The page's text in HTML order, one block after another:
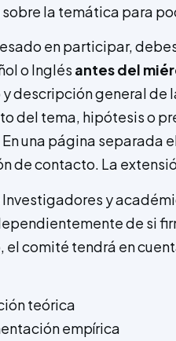
sobre la temática para
en participar,
o Inglés antes del
descripción general de
del tema, hipótesis o
una página separada
de contacto. La
y
de si
el comité tendrá en
teórica
empírica